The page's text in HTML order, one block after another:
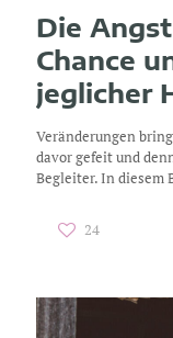
Die
Chance
jeglicher
Veränderungen
davor gefeit und
Begleiter. In diesem
24